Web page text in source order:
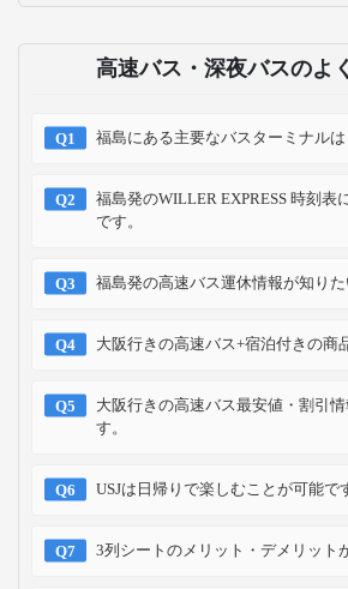
高速バス・深夜バスのよ
福島にある主要なバスターミナルは
福島発のWILLER EXPRESS 時刻表
です。
福島発の高速バス運休情報が知りた
大阪行きの高速バス+宿泊付きの商
大阪行きの高速バス最安値・割引
す。
USJは日帰りで楽しむことが可能で
3列シートのメリット・デメリット